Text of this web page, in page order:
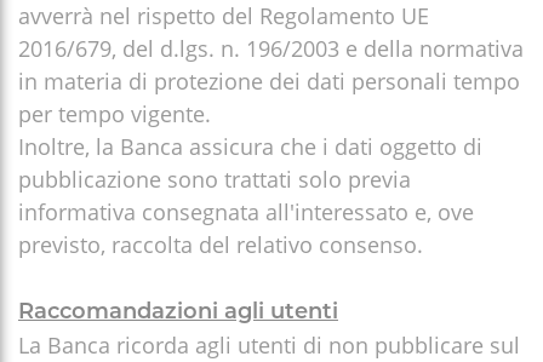
avverrà nel rispetto del Regolamento UE
2016/679, del d.lgs. n. 196/2003 e della normativa
in materia di protezione dei dati personali tempo
per tempo vigente.
Inoltre, la Banca assicura che i dati oggetto di
pubblicazione sono trattati solo previa
informativa consegnata all'interessato e, ove
previsto, raccolta del relativo consenso.
Raccomandazioni agli utenti
La Banca ricorda agli utenti di non pubblicare sul